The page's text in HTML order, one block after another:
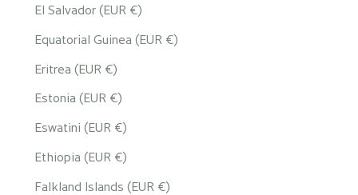
El Salvador (EUR €)
Equatorial Guinea (EUR €)
Eritrea (EUR €)
Estonia (EUR €)
Eswatini (EUR €)
Ethiopia (EUR €)
Falkland Islands (EUR €)